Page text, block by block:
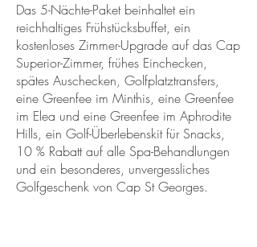
Das 5-Nächte-Paket beinhaltet ein
reichhaltiges Frühstücksbuffet, ein
kostenloses Zimmer-Upgrade auf das Cap
Superior-Zimmer, frühes Einchecken,
spätes Auschecken, Golfplatztransfers,
eine Greenfee im Minthis, eine Greenfee
im Elea und eine Greenfee im Aphrodite
Hills, ein Golf-Überlebenskit für Snacks,
10 % Rabatt auf alle Spa-Behandlungen
und ein besonderes, unvergessliches
Golfgeschenk von Cap St Georges.